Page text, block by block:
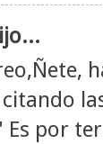
Es por